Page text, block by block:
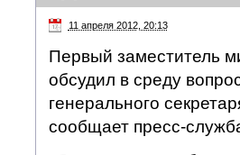
11 апреля 2012, 20:13
Первый заместитель
обсудил в среду
генерального
сообщает пресс-